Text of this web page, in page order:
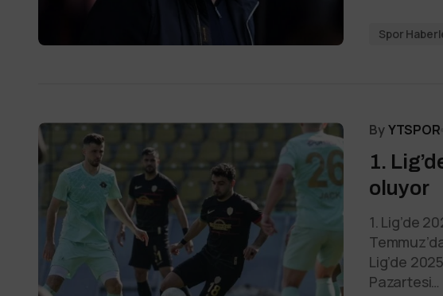
Spor
ByYTSPOR
1.
oluyor
1. Lig’de
Lig’de
Pazartesi…